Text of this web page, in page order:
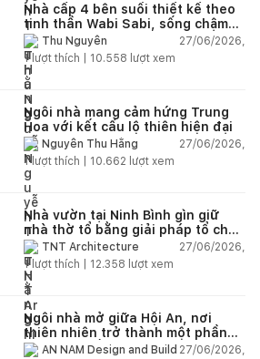
Nhà cấp 4 bên suối thiết kế theo
tinh thần Wabi Sabi, sống chậm
giữa thiên nhiên
Thu Nguyễn
27/06/2026,
1lượt thích | 10.558 lượt xem
Ngôi nhà mang cảm hứng Trung
Hoa với kết cấu lộ thiên hiện đại
Nguyễn Thu Hằng
27/06/2026,
1lượt thích | 10.662 lượt xem
Nhà vườn tại Ninh Bình gìn giữ
nhà thờ tổ bằng giải pháp tổ chức
lại không gian
TNT Architecture
27/06/2026,
1lượt thích | 12.358 lượt xem
Ngôi nhà mở giữa Hội An, nơi
thiên nhiên trở thành một phần
của cuộc sống
AN NAM Design and Build 27/06/2026,